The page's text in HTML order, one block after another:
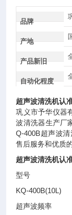
品牌
产地
产品新旧
自动化程度
超声波清洗机认
巩义市予华仪器
波清洗器生产厂
Q-400B超声波
售后服务和优质
超声波清洗机认
型号
KQ-400B(10L)
超声波频率